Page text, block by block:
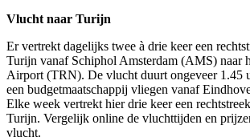
Vlucht naar Turijn
Er vertrekt dagelijks twee à drie keer een
Turijn vanaf Schiphol Amsterdam (AMS) naar
Airport (TRN). De vlucht duurt ongeveer 1.45
een budgetmaatschappij vliegen vanaf
Elke week vertrekt hier drie keer een
Turijn. Vergelijk online de vluchttijden en
vlucht.